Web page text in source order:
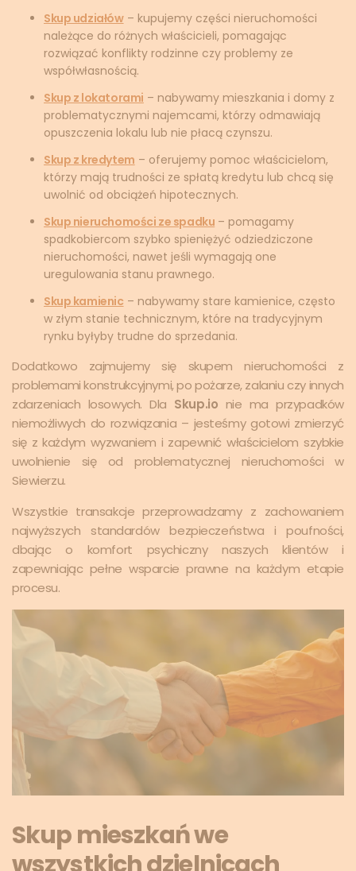
Skup udziałów– kupujemy części nieruchomości
należące do różnych właścicieli, pomagając
rozwiązać konflikty rodzinne czy problemy ze
współwłasnością.
Skup z lokatorami – nabywamy mieszkania i domy z
problematycznymi najemcami, którzy odmawiają
opuszczenia lokalu lub nie płacą czynszu.
Skup z kredytem – oferujemy pomoc właścicielom,
którzy mają trudności ze spłatą kredytu lub chcą się
uwolnić od obciążeń hipotecznych.
Skup nieruchomości ze spadku – pomagamy
spadkobiercom szybko spieniężyć odziedziczone
nieruchomości, nawet jeśli wymagają one
uregulowania stanu prawnego.
Skup kamienic – nabywamy stare kamienice, często
w złym stanie technicznym, które na tradycyjnym
rynku byłyby trudne do sprzedania.
Dodatkowo zajmujemy się skupem nieruchomości z
problemami konstrukcyjnymi, po pożarze, zalaniu czy innych
zdarzeniach losowych. Dla Skup.io nie ma przypadków
niemożliwych do rozwiązania – jesteśmy gotowi zmierzyć
się z każdym wyzwaniem i zapewnić właścicielom szybkie
uwolnienie się od problematycznej nieruchomości w
Siewierzu.
Wszystkie transakcje przeprowadzamy z zachowaniem
najwyższych standardów bezpieczeństwa i poufności,
dbając o komfort psychiczny naszych klientów i
zapewniając pełne wsparcie prawne na każdym etapie
procesu.
Skup mieszkań we